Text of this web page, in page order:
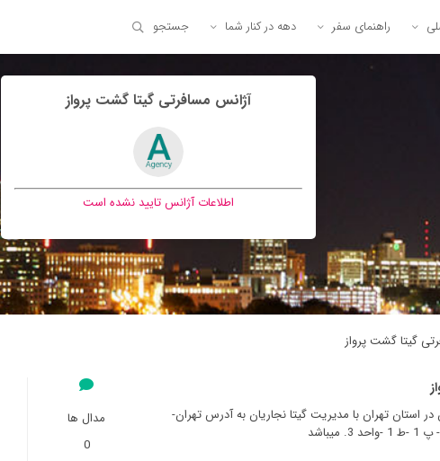
راهنمای سفر دهه در کنار شما جستجو
آژانس مسافرتی گيتا گشت پرواز
اطلاعات آژانس تایید نشده است
گيتا گشت پرواز
استان تهران با مدیریت گیتا نجاریان به آدرس تهران-
مدال ها
0